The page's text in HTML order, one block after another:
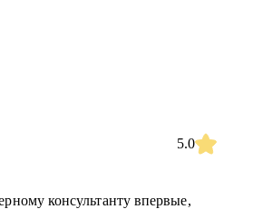
5.0
консультанту впервые,